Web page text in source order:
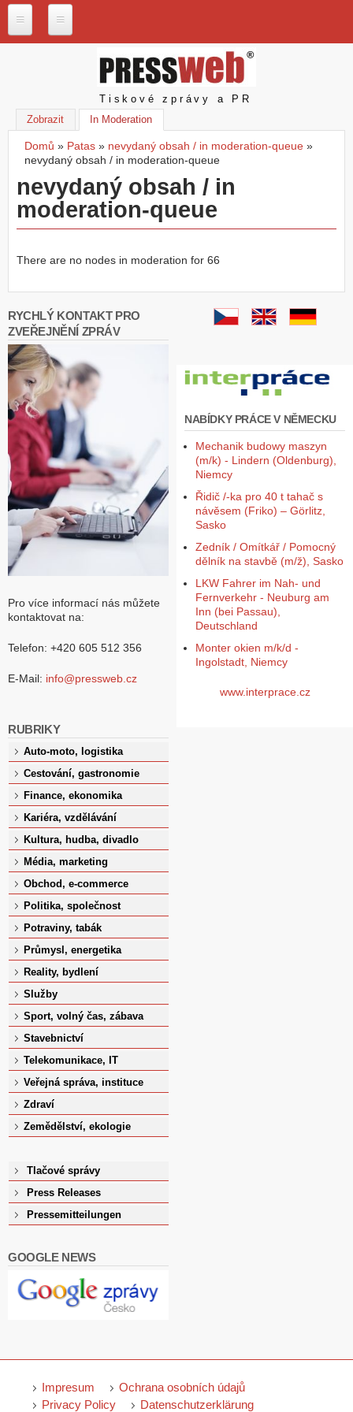
P
w
e
b
z
N
a
e
l
ž
b
y
Z
a
l
o
ž
i
ú
č
e
Pressweb
Tiskové zprávy a PR
Zobrazit In Moderation
Jste zde
Domů » Patas » nevydaný obsah / in moderation-queue »
nevydaný obsah / in moderation-queue
nevydaný obsah / in
moderation-queue
There are no nodes in moderation for 66
RYCHLÝ KONTAKT PRO
ZVEŘEJNĚNÍ ZPRÁV
Pro více informací nás můžete
kontaktovat na:
Telefon: +420 605 512 356
E-Mail: info@pressweb.cz
RUBRIKY
Auto-moto, logistika
Cestování, gastronomie
Finance, ekonomika
Kariéra, vzdělávání
Kultura, hudba, divadlo
Média, marketing
Obchod, e-commerce
Politika, společnost
Potraviny, tabák
Průmysl, energetika
Reality, bydlení
Služby
Sport, volný čas, zábava
Stavebnictví
Telekomunikace, IT
Veřejná správa, instituce
Zdraví
Zemědělství, ekologie
Tlačové správy
Press Releases
Pressemitteilungen
GOOGLE NEWS
NABÍDKY PRÁCE V NĚMECKU
Mechanik budowy maszyn
(m/k) - Lindern (Oldenburg),
Niemcy
Řidič /-ka pro 40 t tahač s
návěsem (Friko) – Görlitz,
Sasko
Zedník / Omítkář / Pomocný
dělník na stavbě (m/ž), Sasko
LKW Fahrer im Nah- und
Fernverkehr - Neuburg am
Inn (bei Passau),
Deutschland
Monter okien m/k/d -
Ingolstadt, Niemcy
www.interprace.cz
Impresum
Ochrana osobních údajů
Privacy Policy
Datenschutzerklärung